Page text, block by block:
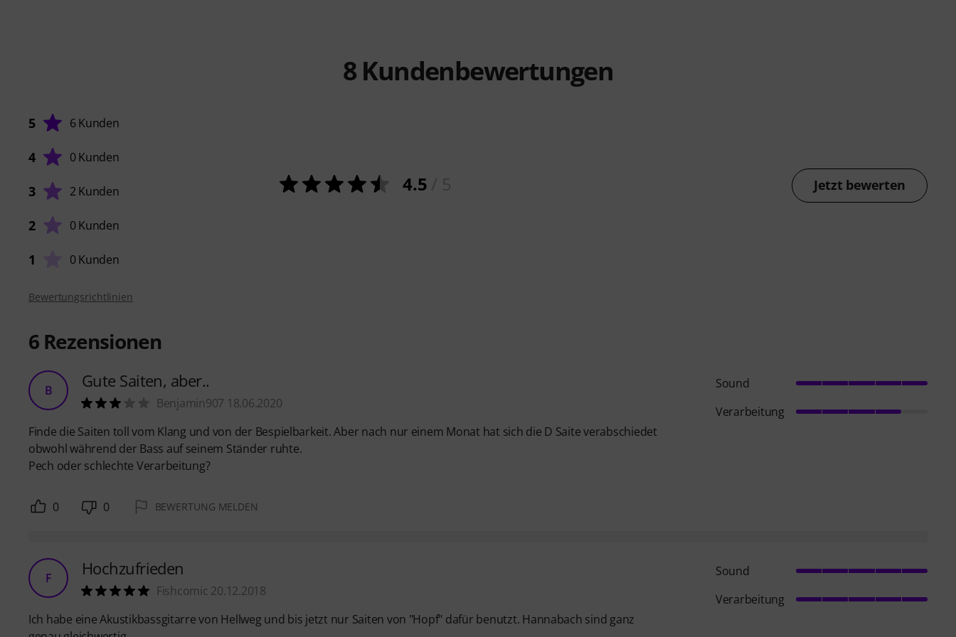
8 Kundenbewertungen
5 6 Kunden
4 0 Kunden
3 2 Kunden
2 0 Kunden
1 0 Kunden
4.5 Jetzt bewerten
Bewertungsrichtlinien
6 Rezensionen
B Gute Saiten, aber..
Benjamin907 18.06.2020
Finde die Saiten toll vom Klang und von der Bespielbarkeit. Aber nach nur einem Monat hat sich die D Saite verabschiedet
obwohl während der Bass auf seinem Ständer ruhte.
Pech oder schlechte Verarbeitung?
Sound
Verarbeitung
0 0 BEWERTUNG MELDEN
F Hochzufrieden
Fishcomic 20.12.2018
Ich habe eine Akustikbassgitarre von Hellweg und bis jetzt nur Saiten von "Hopf" dafür benutzt. Hannabach sind ganz
Sound
Verarbeitung